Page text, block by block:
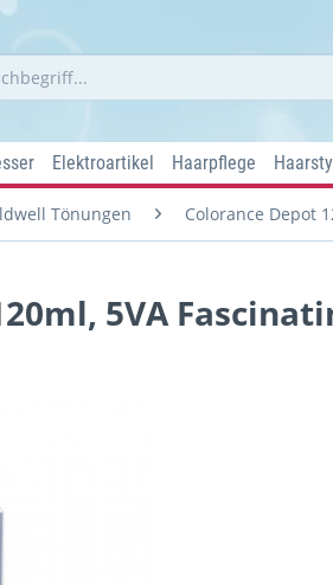
Elektroartikel Haarpflege
Tönungen Colorance Depot
5VA